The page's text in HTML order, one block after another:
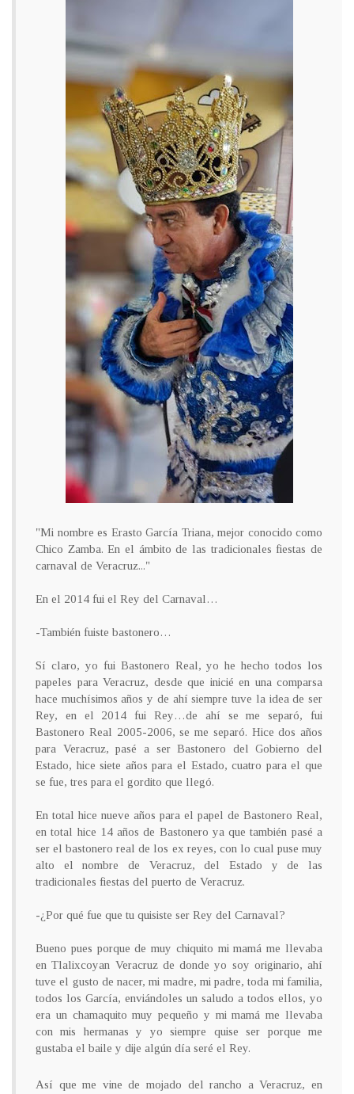
"Mi nombre es Erasto García Triana, mejor conocido como
Chico Zamba. En el ámbito de las tradicionales fiestas de
carnaval de Veracruz..."
En el 2014 fui el Rey del Carnaval…
-También fuiste bastonero…
Sí claro, yo fui Bastonero Real, yo he hecho todos los
papeles para Veracruz, desde que inicié en una comparsa
hace muchísimos años y de ahí siempre tuve la idea de ser
Rey, en el 2014 fui Rey…de ahí se me separó, fui
Bastonero Real 2005-2006, se me separó. Hice dos años
para Veracruz, pasé a ser Bastonero del Gobierno del
Estado, hice siete años para el Estado, cuatro para el que
se fue, tres para el gordito que llegó.
En total hice nueve años para el papel de Bastonero Real,
en total hice 14 años de Bastonero ya que también pasé a
ser el bastonero real de los ex reyes, con lo cual puse muy
alto el nombre de Veracruz, del Estado y de las
tradicionales fiestas del puerto de Veracruz.
-¿Por qué fue que tu quisiste ser Rey del Carnaval?
Bueno pues porque de muy chiquito mi mamá me llevaba
en Tlalixcoyan Veracruz de donde yo soy originario, ahí
tuve el gusto de nacer, mi madre, mi padre, toda mi familia,
todos los García, enviándoles un saludo a todos ellos, yo
era un chamaquito muy pequeño y mi mamá me llevaba
con mis hermanas y yo siempre quise ser porque me
gustaba el baile y dije algún día seré el Rey.
Así que me vine de mojado del rancho a Veracruz, en